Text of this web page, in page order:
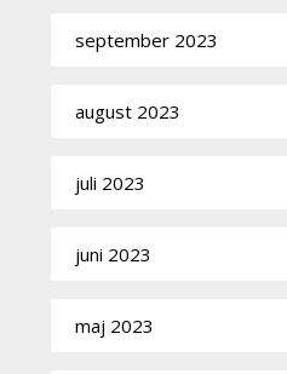
september 2023
august 2023
juli 2023
juni 2023
maj 2023